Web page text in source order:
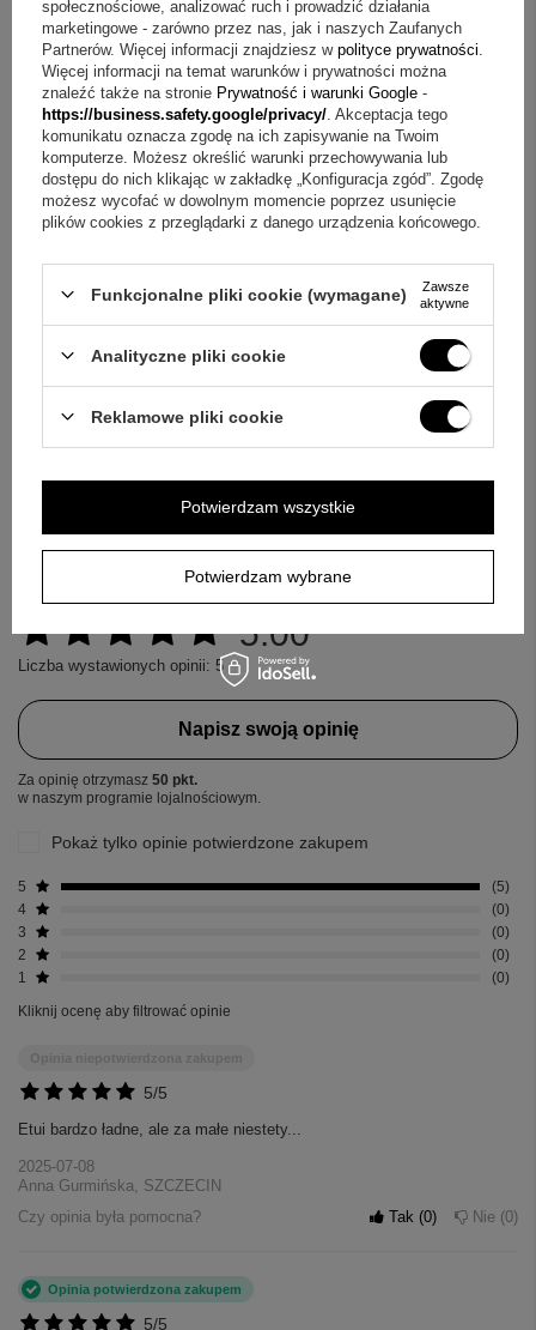
ZAPYTAJ O PRODUKT
Jeżeli powyższy opis jest dla Ciebie niewystarczający, prześlij nam
swoje pytanie odnośnie tego produktu. Postaramy się odpowiedzieć tak
szybko jak tylko będzie to możliwe.Dane są przetwarzane zgodnie z
polityką prywatności. Przesyłając je, akceptujesz jej postanowienia.
E-mail
Wyślij
OPINIE
5.00
Liczba wystawionych opinii: 5
Napisz swoją opinię
Za opinię otrzymasz 50 pkt.
w naszym programie lojalnościowym.
Pokaż tylko opinie potwierdzone zakupem
5
5
4
0
3
0
2
0
1
0
Kliknij ocenę aby filtrować opinie
5/5
Etui bardzo ładne, ale za małe niestety...
2025-07-08
Anna Gurmińska, SZCZECIN
Czy opinia była pomocna?
Tak 0 Nie 0
5/5
Opinia potwierdzona zakupem
społecznościowe, analizować ruch i prowadzić działania
marketingowe - zarówno przez nas, jak i naszych Zaufanych
Partnerów. Więcej informacji znajdziesz w polityce prywatności
Więcej informacji na temat warunków i prywatności można
znaleźć także na stronie Prywatność i warunki Google -
https://business.safety.google/privacy/ . Akceptacja tego
komunikatu oznacza zgodę na ich zapisywanie na Twoim
komputerze. Możesz określić warunki przechowywania lub
dostępu do nich klikając w zakładkę „Konfiguracja zgód”. Zgodę
możesz wycofać w dowolnym momencie poprzez usunięcie
plików cookies z przeglądarki z danego urządzenia końcowego.
Funkcjonalne pliki cookie (wymagane)
Zawsze
aktywne
Analityczne pliki cookie
Reklamowe pliki cookie
Potwierdzam wybrane
Potwierdzam wszystkie